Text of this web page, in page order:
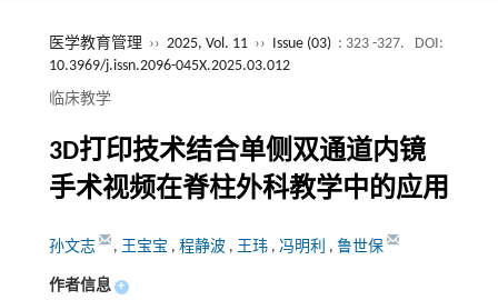
医学教育管理 ›› 2025, Vol. 11 ›› Issue (03) : 323 -327.
DOI:
10.3969/j.issn.2096-045X.2025.03.012
临床教学
3D打印技术结合单侧双通道内镜
手术视频在脊柱外科教学中的应用
孙文志 , 王宝宝 , 程静波 , 王玮 , 冯明利 , 鲁世保
作者信息 +